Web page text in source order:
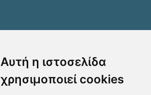
Αυτή η ιστοσελίδα
χρησιμοποιεί cookies